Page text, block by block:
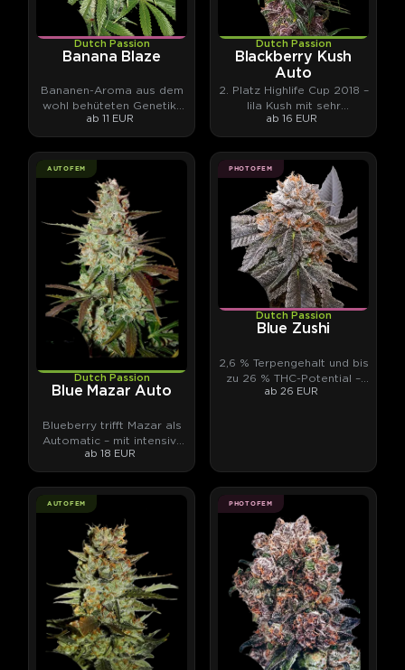
Dutch Passion
Banana Blaze
Bananen-Aroma aus dem
wohl behüteten Genetik-
Archiv von Dutch Passion
ab 11 EUR
Dutch Passion
Blackberry Kush
Auto
2. Platz Highlife Cup 2018 –
lila Kush mit sehr
komplexen Terpenen
ab 16 EUR
AUTOFEM
Dutch Passion
Blue Mazar Auto
Blueberry trifft Mazar als
Automatic – mit intensiv-
fruchtigen Terpenen.
ab 18 EUR
PHOTOFEM
Dutch Passion
Blue Zushi
2,6 % Terpengehalt und bis
zu 26 % THC-Potential –
von unabhängigen
ab 26 EUR
AUTOFEM PHOTOFEM